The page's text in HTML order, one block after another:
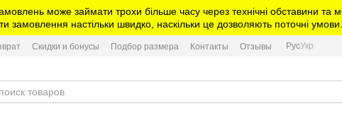
може займати трохи більше часу через технічні обставини
настільки швидко, наскільки це дозволяють поточні
Скидки и бонусы Подбор размера Контакты Отзывы РусУкр